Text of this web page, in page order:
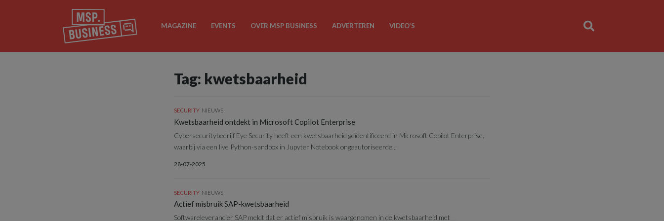
MAGAZINE EVENTS OVER MSP BUSINESS ADVERTEREN VIDEO’S
Tag: kwetsbaarheid
SECURITY NIEUWS
Kwetsbaarheid ontdekt in Microsoft Copilot Enterprise
Cybersecuritybedrijf Eye Security heeft een kwetsbaarheid geïdentificeerd in Microsoft Copilot Enterprise,
waarbij via een live Python-sandbox in Jupyter Notebook ongeautoriseerde...
28-07-2025
SECURITY NIEUWS
Actief misbruik SAP-kwetsbaarheid
Softwareleverancier SAP meldt dat er actief misbruik is waargenomen in de kwetsbaarheid met